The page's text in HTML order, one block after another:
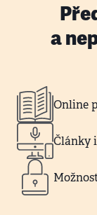
a
Online
Články